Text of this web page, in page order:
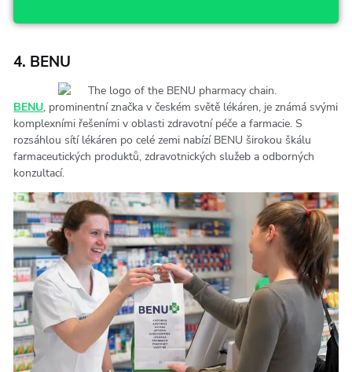
4. BENU
BENU, prominentní značka v českém světě lékáren, je známá svými
komplexními řešeními v oblasti zdravotní péče a farmacie. S
rozsáhlou sítí lékáren po celé zemi nabízí BENU širokou škálu
farmaceutických produktů, zdravotnických služeb a odborných
konzultací.